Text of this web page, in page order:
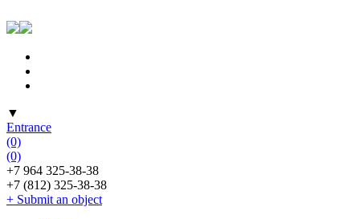
▼
Entrance
(0)
(0)
+7 964 325-38-38
+7 (812) 325-38-38
+ Submit an object